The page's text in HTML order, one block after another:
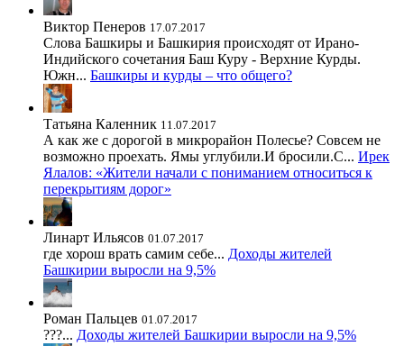
Виктор Пенеров 17.07.2017
Слова Башкиры и Башкирия происходят от Ирано-
Индийского сочетания Баш Куру - Верхние Курды.
Южн... Башкиры и курды – что общего?
Татьяна Каленник 11.07.2017
А как же с дорогой в микрорайон Полесье? Совсем не
возможно проехать. Ямы углубили.И бросили.С... Ирек
Ялалов: «Жители начали с пониманием относиться к
перекрытиям дорог»
Линарт Ильясов 01.07.2017
где хорош врать самим себе... Доходы жителей
Башкирии выросли на 9,5%
Роман Пальцев 01.07.2017
???... Доходы жителей Башкирии выросли на 9,5%